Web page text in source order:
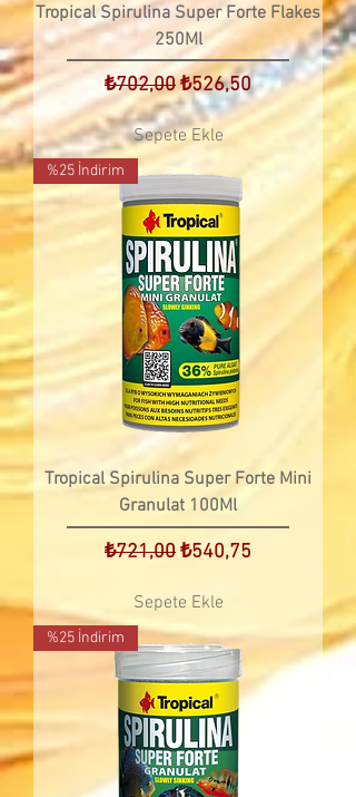
Tropical Spirulina Super Forte Flakes
250Ml
Normal Fiyat
₺702,00İndirimli Fiyat
₺526,50
Sepete Ekle
%25 İndirim
Tropical Spirulina Super Forte Mini
Granulat 100Ml
Normal Fiyat
₺721,00İndirimli Fiyat
₺540,75
Sepete Ekle
%25 İndirim